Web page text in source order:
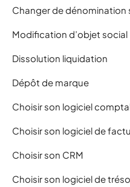
Changer de dénomination
Modification d’objet social
Dissolution liquidation
Dépôt de marque
Choisir son logiciel
Choisir son logiciel de
Choisir son CRM
Choisir son logiciel de